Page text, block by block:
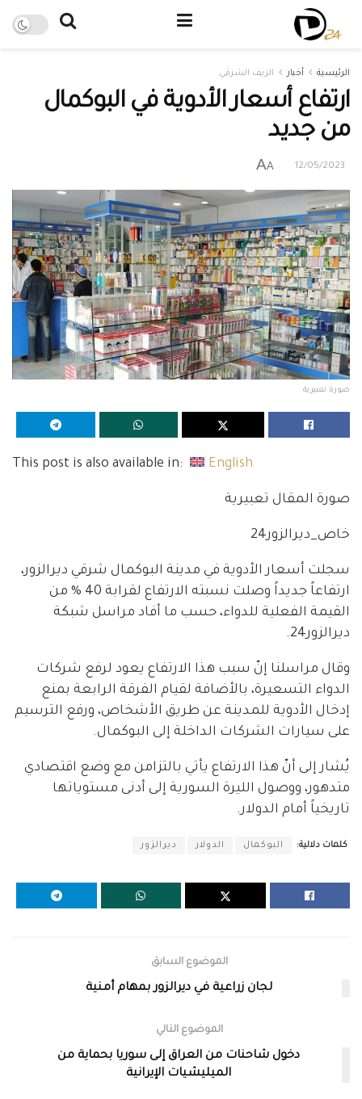
الرئيسية أخبار الريف الشرقي
ارتفاع أسعار الأدوية في البوكمال
من جديد
12/05/2023
A
A
صورة تعبيرية
This post is also available in: English
صورة المقال تعبيرية
خاص_ديرالزور24
سجلت أسعار الأدوية في مدينة البوكمال شرقي ديرالزور،
ارتفاعاً جديداً وصلت نسبته الارتفاع لقرابة 40 % من
القيمة الفعلية للدواء، حسب ما أفاد مراسل شبكة
ديرالزور24.
وقال مراسلنا إنّ سبب هذا الارتفاع يعود لرفع شركات
الدواء التسعيرة، بالأضافة لقيام الفرقة الرابعة بمنع
إدخال الأدوية للمدينة عن طريق الأشخاص، ورفع الترسيم
على سيارات الشركات الداخلة إلى البوكمال.
يُشار إلى أنّ هذا الارتفاع يأتي بالتزامن مع وضع اقتصادي
متدهور، ووصول الليرة السورية إلى أدنى مستوياتها
تاريخياً أمام الدولار.
كلمات دلالية: البوكمال الدولار ديرالزور
الموضوع السابق
لجان زراعية في ديرالزور بمهام أمنية
الموضوع التالي
دخول شاحنات من العراق إلى سوريا بحماية من
الميليشيات الإيرانية